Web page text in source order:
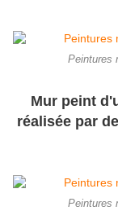
Peintures
Mur peint
réalisée par
Peintures